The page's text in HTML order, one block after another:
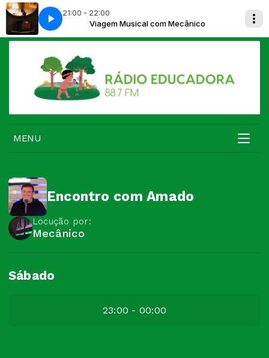
21:00 - 22:00
Viagem Musical com Mecânico
MENU
Encontro com Amado
Locução por:
Mecânico
Sábado
23:00 - 00:00